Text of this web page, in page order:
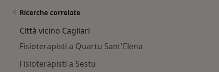
Ricerche correlate
Città vicino Cagliari
Fisioterapisti a Quartu Sant'Elena
Fisioterapisti a Sestu